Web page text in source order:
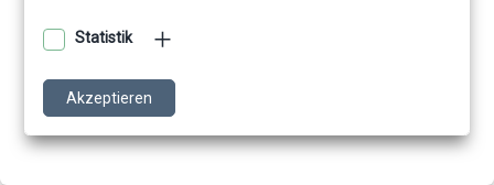
Statistik
Akzeptieren